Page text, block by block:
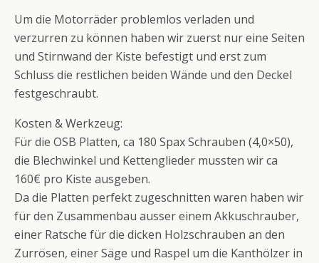
Um die Motorräder problemlos verladen und
verzurren zu können haben wir zuerst nur eine Seiten
und Stirnwand der Kiste befestigt und erst zum
Schluss die restlichen beiden Wände und den Deckel
festgeschraubt.
Kosten & Werkzeug:
Für die OSB Platten, ca 180 Spax Schrauben (4,0×50),
die Blechwinkel und Kettenglieder mussten wir ca
160€ pro Kiste ausgeben.
Da die Platten perfekt zugeschnitten waren haben wir
für den Zusammenbau ausser einem Akkuschrauber,
einer Ratsche für die dicken Holzschrauben an den
Zurrösen, einer Säge und Raspel um die Kanthölzer in